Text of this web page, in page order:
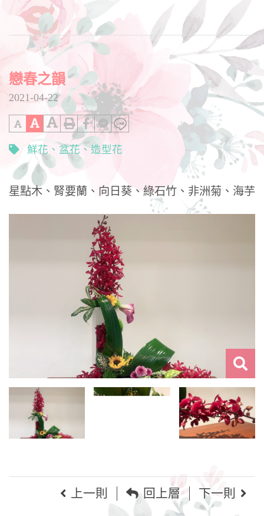
戀春之韻
2021-04-22
鮮花 盆花 造型花
星點木、腎要蘭、向日葵、綠石竹、非洲菊、海芋
上一則 回上層 下一則